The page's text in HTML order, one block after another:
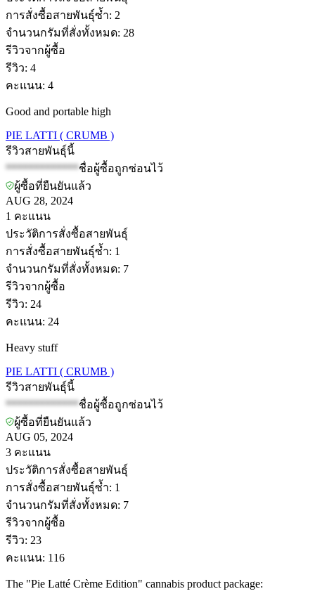
การสั่งซื้อสายพันธุ์ซ้ำ: 2
จำนวนกรัมที่สั่งทั้งหมด: 28
รีวิวจากผู้ซื้อ
รีวิว: 4
คะแนน: 4
Good and portable high
PIE LATTI ( CRUMB )
รีวิวสายพันธุ์นี้
*************ชื่อผู้ซื้อถูกซ่อนไว้
ผู้ซื้อที่ยืนยันแล้ว
AUG 28, 2024
1 คะแนน
ประวัติการสั่งซื้อสายพันธุ์
การสั่งซื้อสายพันธุ์ซ้ำ: 1
จำนวนกรัมที่สั่งทั้งหมด: 7
รีวิวจากผู้ซื้อ
รีวิว: 24
คะแนน: 24
Heavy stuff
PIE LATTI ( CRUMB )
รีวิวสายพันธุ์นี้
*************ชื่อผู้ซื้อถูกซ่อนไว้
ผู้ซื้อที่ยืนยันแล้ว
AUG 05, 2024
3 คะแนน
ประวัติการสั่งซื้อสายพันธุ์
การสั่งซื้อสายพันธุ์ซ้ำ: 1
จำนวนกรัมที่สั่งทั้งหมด: 7
รีวิวจากผู้ซื้อ
รีวิว: 23
คะแนน: 116
The "Pie Latté Crème Edition" cannabis product package: